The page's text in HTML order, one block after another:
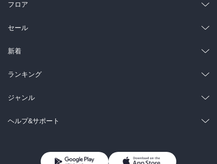
フロア
総合
ラノベ
雑誌・グラビア
BL・TL
セール
総合
ラノベ
雑誌・グラビア
BL・TL
新着
総合
ラノベ
雑誌・グラビア
ランキング
総合
ラノベ
ジャンル
コミック
ヘルプ&サポート